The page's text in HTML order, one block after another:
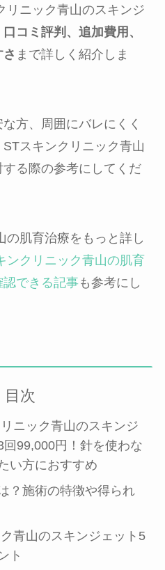
リニック青山のスキンジ
コミ評判、追加費用、
まで詳しく紹介しま
方、周囲にバレにくく
スキンクリニック青山
る際の参考にしてくだ
の肌育治療をもっと詳し
ンクリニック青山の肌育
できる記事も参考にし
目次
ニック青山のスキンジ
回99,000円！針を使わな
い方におすすめ
？施術の特徴や得られ
青山のスキンジェット5
ト